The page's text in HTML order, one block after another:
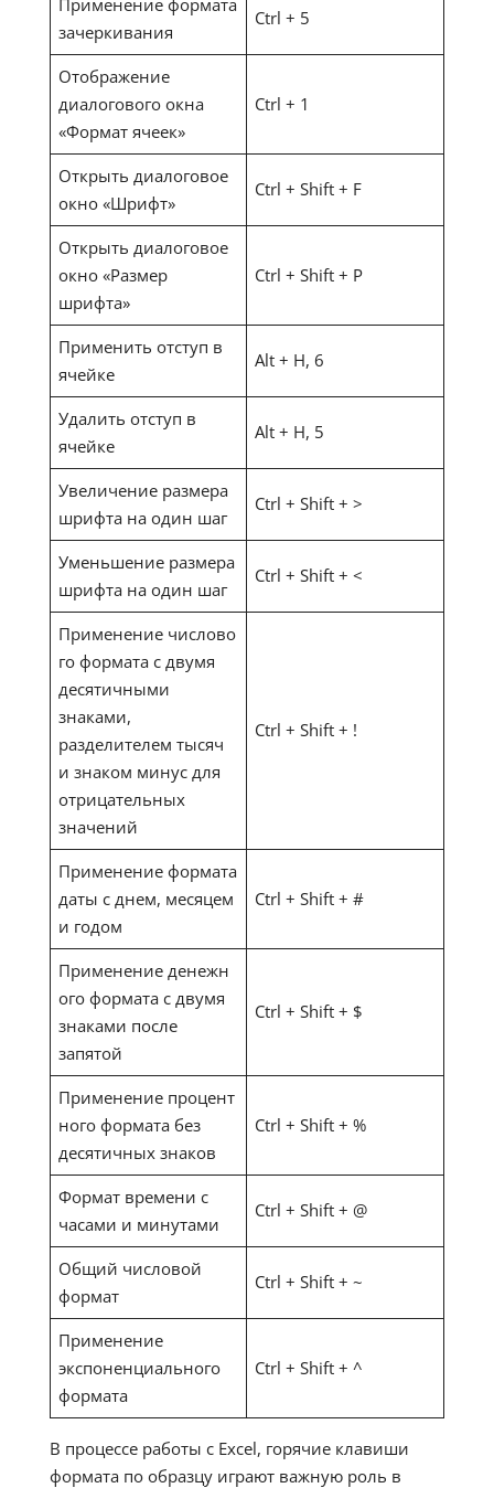
Применение формата
зачеркивания
Ctrl + 5
Отображение
диалогового окна
«Формат ячеек»
Ctrl + 1
Открыть диалоговое
окно «Шрифт»
Ctrl + Shift + F
Открыть диалоговое
окно «Размер
шрифта»
Ctrl + Shift + P
Применить отступ в
ячейке
Alt + H, 6
Удалить отступ в
ячейке
Alt + H, 5
Увеличение размера
шрифта на один шаг
Ctrl + Shift + >
Уменьшение размера
шрифта на один шаг
Ctrl + Shift + <
Применение числово
го формата с двумя
десятичными
знаками,
разделителем тысяч
и знаком минус для
отрицательных
значений
Ctrl + Shift + !
Применение формата
даты с днем, месяцем
и годом
Ctrl + Shift + #
Применение денежн
ого формата с двумя
знаками после
запятой
Ctrl + Shift + $
Применение процент
ного формата без
десятичных знаков
Ctrl + Shift + %
Формат времени с
часами и минутами
Ctrl + Shift + @
Общий числовой
формат
Ctrl + Shift + ~
Применение
экспоненциального
формата
Ctrl + Shift + ^
В процессе работы с Excel, горячие клавиши
формата по образцу играют важную роль в